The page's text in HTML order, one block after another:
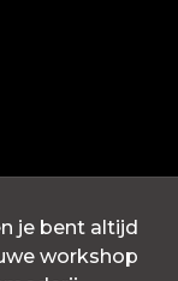
je bent altijd
workshop